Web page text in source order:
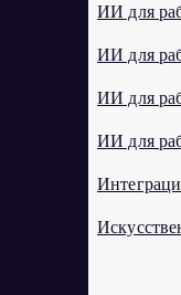
ИИ для
ИИ для
ИИ для
ИИ для